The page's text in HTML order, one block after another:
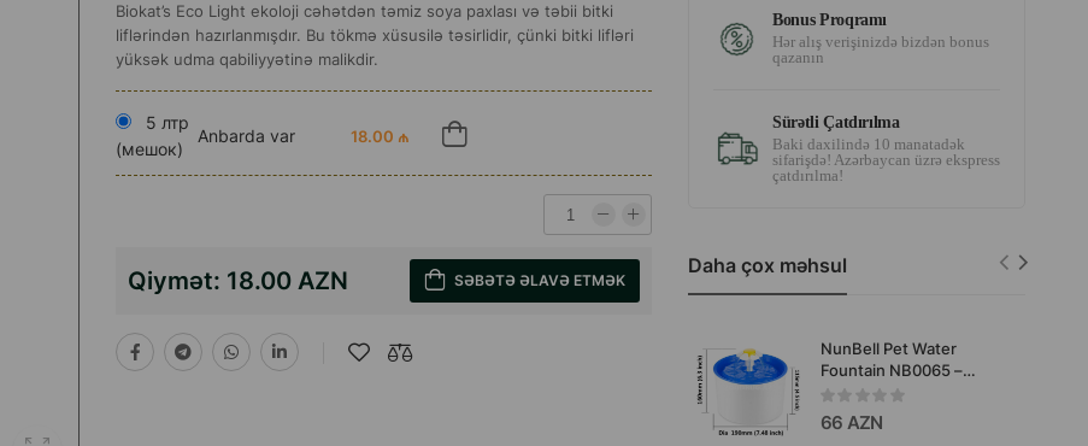
Biokat’s Eco Light ekoloji cəhətdən təmiz soya paxlası və təbii bitki
liflərindən hazırlanmışdır. Bu tökmə xüsusilə təsirlidir, çünki bitki lifləri
yüksək udma qabiliyyətinə malikdir.
5 лтр
(мешок)
Anbarda var 18.00 ₼
Qiymət: 18.00 AZN SƏBƏTƏ ƏLAVƏ ETMƏK
Bonus Proqramı
Hər alış verişinizdə bizdən bonus
qazanın
Sürətli Çatdırılma
Baki daxilində 10 manatadək
sifarişdə! Azərbaycan üzrə ekspress
çatdırılma!
Daha çox məhsul
NunBell Pet Water
Fountain NB0065 –
heyvanlar üçün avtomatik
içməli fontan. Rəng: ağ-
göy. Forması: dairəvi.
66 AZN